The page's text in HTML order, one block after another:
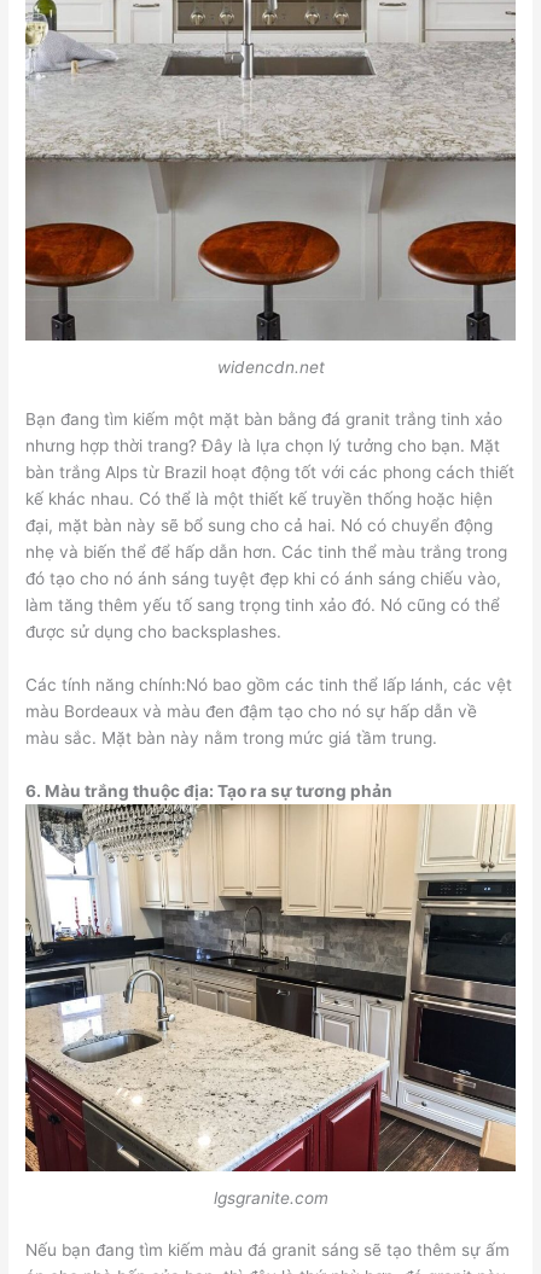
widencdn.net
Bạn đang tìm kiếm một mặt bàn bằng đá granit trắng tinh xảo
nhưng hợp thời trang? Đây là lựa chọn lý tưởng cho bạn. Mặt
bàn trắng Alps từ Brazil hoạt động tốt với các phong cách thiết
kế khác nhau. Có thể là một thiết kế truyền thống hoặc hiện
đại, mặt bàn này sẽ bổ sung cho cả hai. Nó có chuyển động
nhẹ và biến thể để hấp dẫn hơn. Các tinh thể màu trắng trong
đó tạo cho nó ánh sáng tuyệt đẹp khi có ánh sáng chiếu vào,
làm tăng thêm yếu tố sang trọng tinh xảo đó. Nó cũng có thể
được sử dụng cho backsplashes.
Các tính năng chính:Nó bao gồm các tinh thể lấp lánh, các vệt
màu Bordeaux và màu đen đậm tạo cho nó sự hấp dẫn về
màu sắc. Mặt bàn này nằm trong mức giá tầm trung.
6. Màu trắng thuộc địa: Tạo ra sự tương phản
lgsgranite.com
Nếu bạn đang tìm kiếm màu đá granit sáng sẽ tạo thêm sự ấm